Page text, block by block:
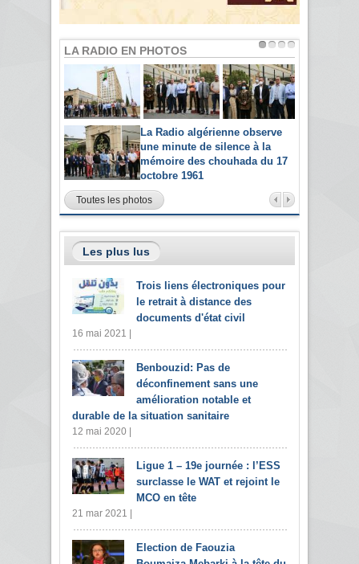
LA RADIO EN PHOTOS
La Radio algérienne observe
une minute de silence à la
mémoire des chouhada du 17
octobre 1961
Toutes les photos
Les plus lus
Trois liens électroniques pour
le retrait à distance des
documents d'état civil
16 mai 2021 |
Benbouzid: Pas de
déconfinement sans une
amélioration notable et
durable de la situation sanitaire
12 mai 2020 |
Ligue 1 – 19e journée : l’ESS
surclasse le WAT et rejoint le
MCO en tête
21 mar 2021 |
Election de Faouzia